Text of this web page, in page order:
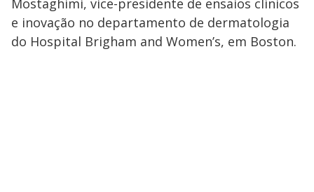
e inovação no departamento de dermatologia
do Hospital Brigham and Women’s, em Boston.